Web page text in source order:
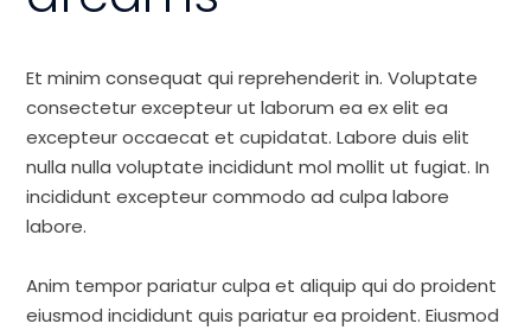
Et minim consequat qui reprehenderit in. Voluptate
consectetur excepteur ut laborum ea ex elit ea
excepteur occaecat et cupidatat. Labore duis elit
nulla nulla voluptate incididunt mol mollit ut fugiat. In
incididunt excepteur commodo ad culpa labore
labore.
Anim tempor pariatur culpa et aliquip qui do proident
eiusmod incididunt quis pariatur ea proident. Eiusmod